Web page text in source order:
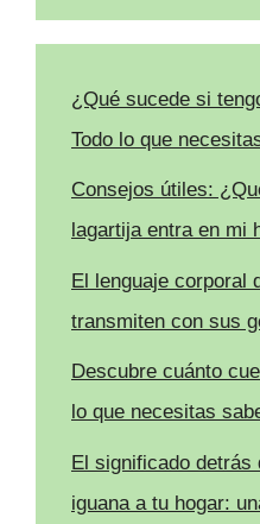
¿Qué sucede si
Todo lo que
Consejos útiles:
lagartija entra en mi
El lenguaje corporal
transmiten con sus
Descubre cuánto
lo que necesitas
El significado detrás
iguana a tu hogar: